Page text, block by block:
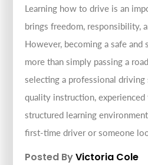
Learning how to drive is an
brings freedom, responsibility,
However, becoming a safe and
more than simply passing a
selecting a professional
quality instruction, experienced
structured learning
first-time driver or someone
Posted ByVictoria Cole